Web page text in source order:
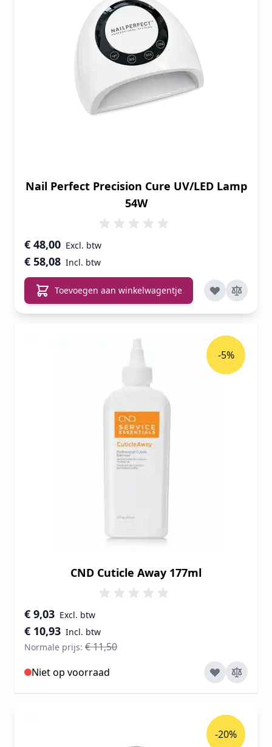
Nail Perfect Precision Cure UV/LED Lamp
54W
€ 58,08
€ 48,00
Toevoegen aan winkelwagentje
CND Cuticle Away 177ml
Speciale prijs
€ 10,93
€ 9,03
Normale prijs: € 11,50
-5%
Niet op voorraad
-20%